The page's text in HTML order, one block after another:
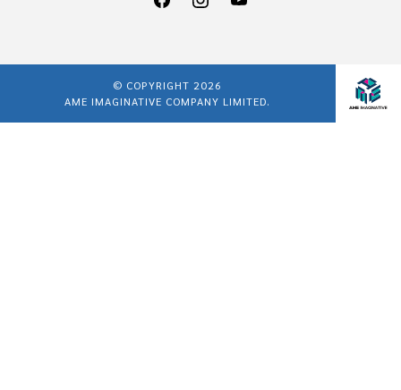
© COPYRIGHT 2026
AME IMAGINATIVE COMPANY LIMITED.